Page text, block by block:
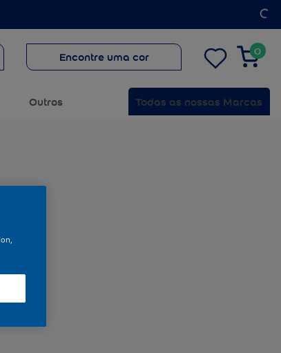
Encontre uma cor 0
Outros Todas as nossas Marcas